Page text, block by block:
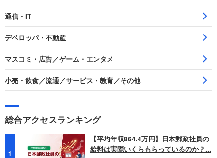
通信・IT
デベロッパ・不動産
マスコミ・広告／ゲーム・エンタメ
小売・飲食／流通／サービス・教育／その他
総合アクセスランキング
1
【平均年収864.4万円】日本郵政社員の
給料は実際いくらもらっているのか？...